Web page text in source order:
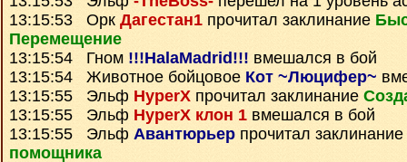
13:15:53 Орк Дагестан1 прочитал заклинание
Перемещение
13:15:54 Гном !!!HalaMadrid!!! вмешался в бой
13:15:54 Животное бойцовое Кот ~Люцифер~
13:15:55 Эльф HyperX прочитал заклинание
13:15:55 Эльф HyperX клон 1 вмешался в бой
13:15:55 Эльф Авантюрьер прочитал заклинание
помощника